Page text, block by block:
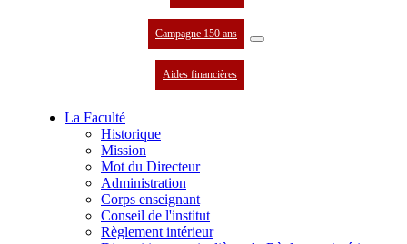
Campagne 150 ans
Aides financières
La Faculté
Historique
Mission
Mot du Directeur
Administration
Corps enseignant
Conseil de l'institut
Règlement intérieur